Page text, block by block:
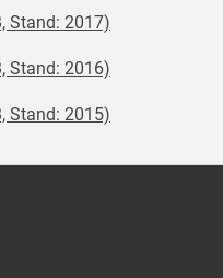
Stand: 2017)
Stand: 2016)
Stand: 2015)